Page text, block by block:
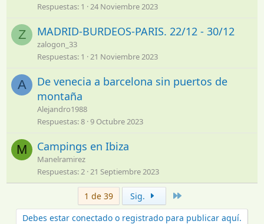
Respuestas 1 24 Noviembre 2023
Z MADRID-BURDEOS-PARIS. 22/12 - 30/12
zalogon_33
Respuestas 1 21 Noviembre 2023
A
De venecia a barcelona sin puertos de
montaña
Alejandro1988
Respuestas 8 9 Octubre 2023
M Campings en Ibiza
Manelramirez
Respuestas 2 21 Septiembre 2023
1 de 39 Sig.
Debes estar conectado o registrado para publicar aquí.